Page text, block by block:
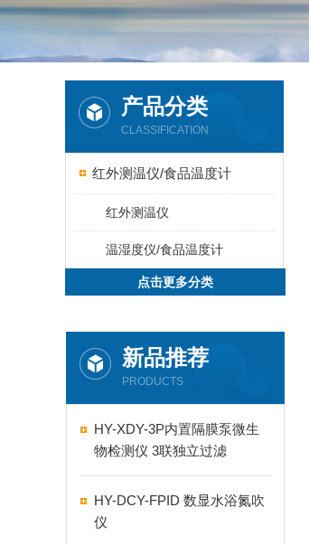
产品分类
CLASSIFICATION
红外测温仪/食品温度计
红外测温仪
温湿度仪/食品温度计
点击更多分类
新品推荐
PRODUCTS
HY-XDY-3P内置隔膜泵微生
物检测仪 3联独立过滤
HY-DCY-FPID 数显水浴氮吹
仪